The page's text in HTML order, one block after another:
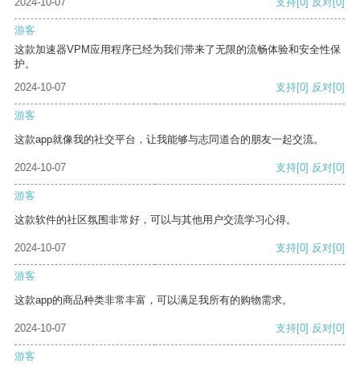
游客
这款加速器VPM应用程序已经为我们带来了无限的流畅体验和安全性保
护。
2024-10-07
支持[0] 反对[0]
游客
这款app就像我的社交平台，让我能够与志同道合的朋友一起交流。
2024-10-07 支持[0] 反对[0]
游客
这款软件的社区氛围非常好，可以与其他用户交流学习心得。
2024-10-07 支持[0] 反对[0]
游客
这款app的商品种类非常丰富，可以满足我所有的购物需求。
2024-10-07 支持[0] 反对[0]
游客